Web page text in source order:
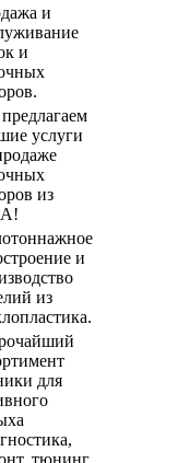
и
и
услуги
из
и
из
для